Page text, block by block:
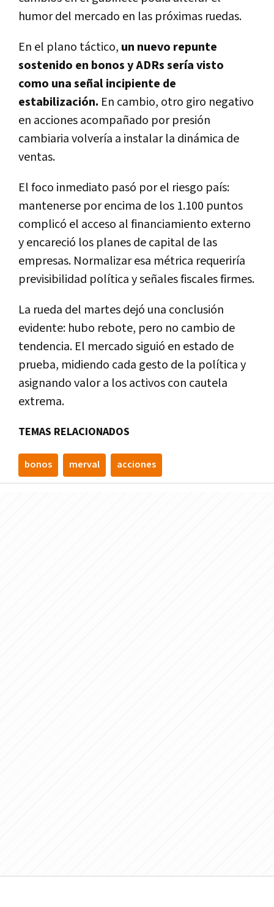
humor del mercado en las próximas ruedas.
En el plano táctico, un nuevo repunte
sostenido en bonos y ADRs sería visto
como una señal incipiente de
estabilización. En cambio, otro giro negativo
en acciones acompañado por presión
cambiaria volvería a instalar la dinámica de
ventas.
El foco inmediato pasó por el riesgo país:
mantenerse por encima de los 1.100 puntos
complicó el acceso al financiamiento externo
y encareció los planes de capital de las
empresas. Normalizar esa métrica requeriría
previsibilidad política y señales fiscales firmes.
La rueda del martes dejó una conclusión
evidente: hubo rebote, pero no cambio de
tendencia. El mercado siguió en estado de
prueba, midiendo cada gesto de la política y
asignando valor a los activos con cautela
extrema.
TEMAS RELACIONADOS
bonos merval acciones